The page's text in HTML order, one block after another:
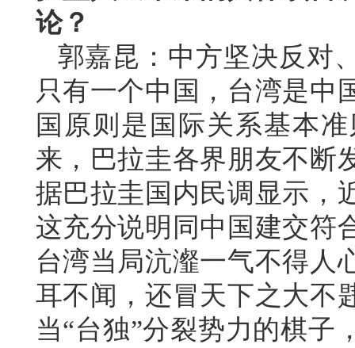
论？
郭嘉昆：中方坚决反对
只有一个中国，台湾是中
国原则是国际关系基本
来，巴拉圭各界朋友不断
据巴拉圭国内民调显示，
这充分说明同中国建交符
台湾当局沆瀣一气不得人
耳不闻，还冒天下之大不
当“台独”分裂势力的棋子